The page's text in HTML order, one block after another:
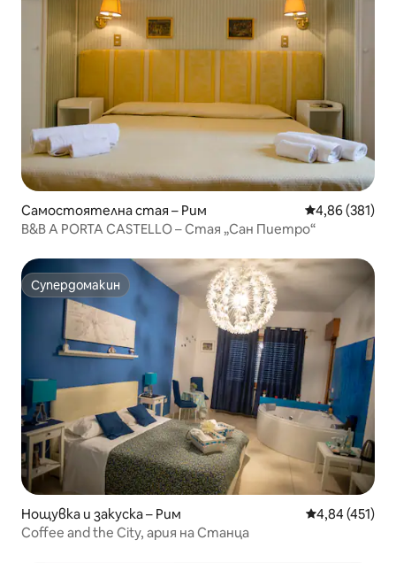
Самостоятелна стая – Рим Средна
4,86 (381)
B&B A PORTA CASTELLO – Стая „Сан Пиетро“
Супердомакин
Супердомакин
Нощувка и закуска – Рим Средна
4,84 (451)
Coffee and the City, ария на Станца